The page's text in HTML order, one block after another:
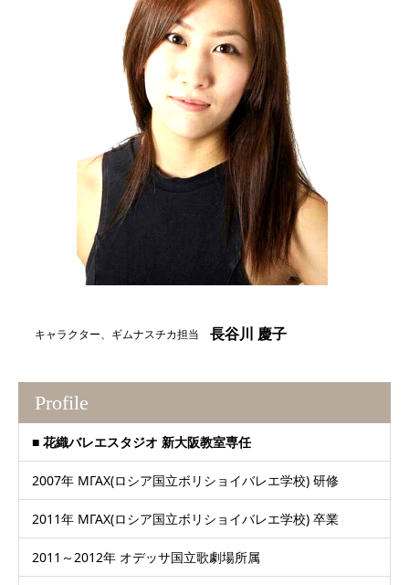
キャラクター、ギムナスチカ担当 長谷川 慶子
Profile
■ 花織バレエスタジオ 新大阪教室専任
2007年 МГАХ(ロシア国立ボリショイバレエ学校) 研修
2011年 МГАХ(ロシア国立ボリショイバレエ学校) 卒業
2011～2012年 オデッサ国立歌劇場所属